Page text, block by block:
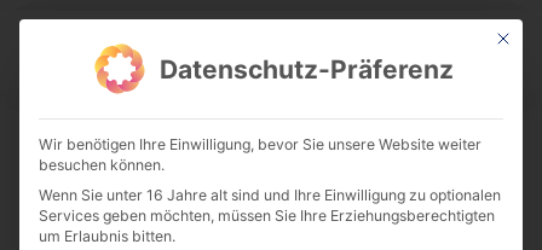
Download Center
Success Story: CLASSIC 32 brings
multichannel retailing into the store
[EN]
This
Datenschutz-Präferenz
Wir benötigen Ihre Einwilligung, bevor Sie unsere Website weiter
besuchen können.
Wenn Sie unter 16 Jahre alt sind und Ihre Einwilligung zu optionalen
Services geben möchten, müssen Sie Ihre Erziehungsberechtigten
um Erlaubnis bitten.